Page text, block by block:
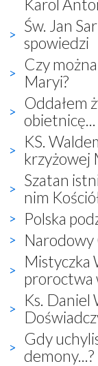
Karol
Św. Jan
spowiedzi
Czy
Maryi?
Oddałem
obietnicę...
KS.
krzyżowej
Szatan
nim
Polska
Narodowy
Mistyczka
proroctwa
Ks. Daniel
Gdy
demony...?